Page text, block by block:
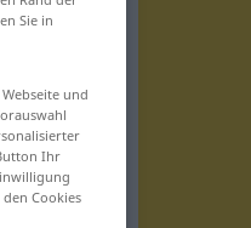
Sie in
und
Ihr
Cookies